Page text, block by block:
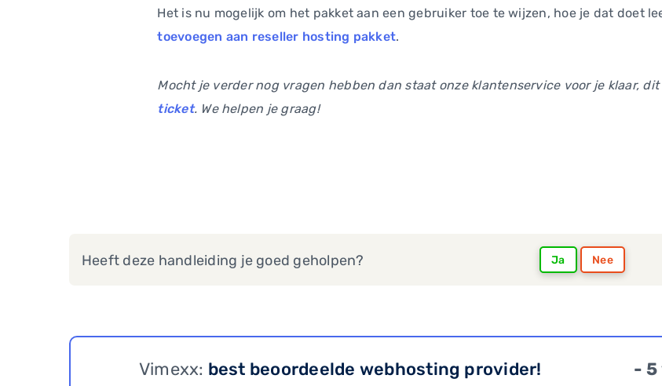
Het is nu mogelijk om het pakket aan een gebruiker toe te wijzen, hoe je dat doet
toevoegen aan reseller hosting pakket.
Mocht je verder nog vragen hebben dan staat onze klantenservice voor je klaar, dit
ticket. We helpen je graag!
Heeft deze handleiding je goed geholpen? Ja Nee
Vimexx: best beoordeelde webhosting provider! - 5